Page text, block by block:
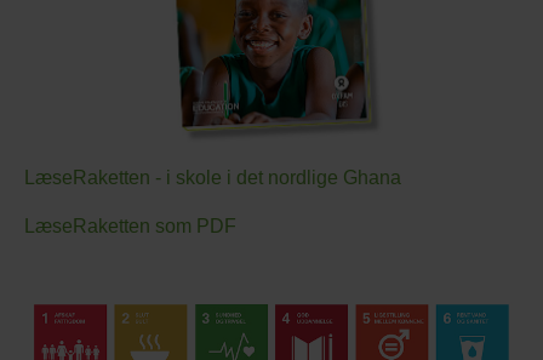
LæseRaketten - i skole i det nordlige Ghana
LæseRaketten som PDF